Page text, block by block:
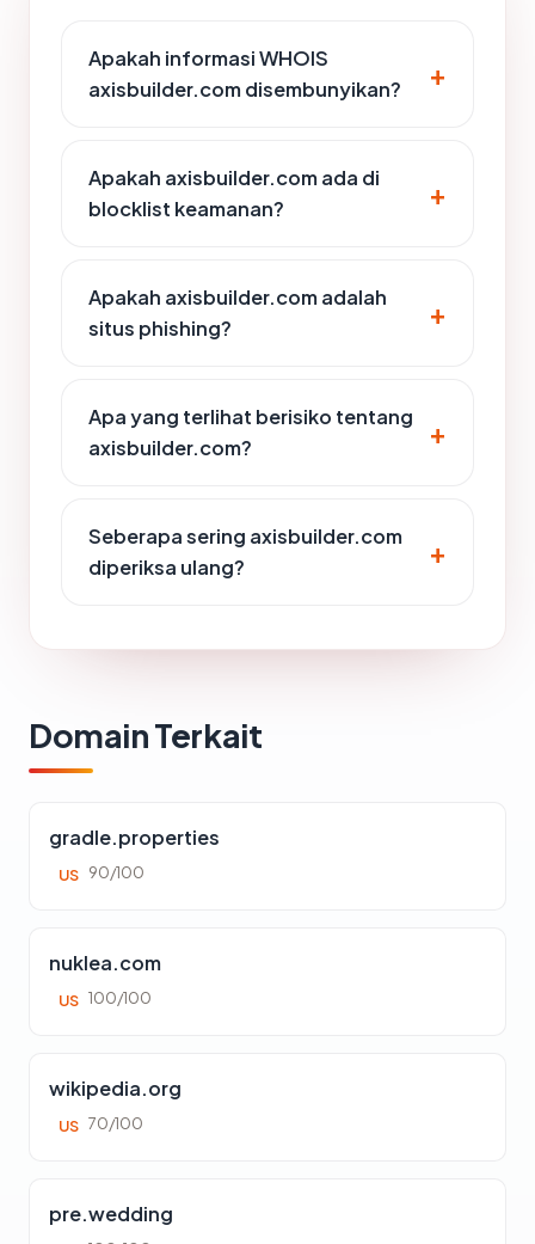
Apakah informasi WHOIS
axisbuilder.com disembunyikan?
Apakah axisbuilder.com ada di
blocklist keamanan?
Apakah axisbuilder.com adalah
situs phishing?
Apa yang terlihat berisiko tentang
axisbuilder.com?
Seberapa sering axisbuilder.com
diperiksa ulang?
Domain Terkait
gradle.properties
US 90/100
nuklea.com
US 100/100
wikipedia.org
US 70/100
pre.wedding